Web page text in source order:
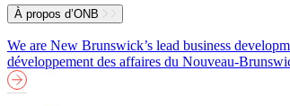
À propos d’ONB
We are New Brunswick’s lead business
développement des affaires du Nouveau-